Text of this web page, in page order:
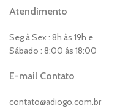
Atendimento
Seg à Sex : 8h às 19h e
Sábado : 8:00 ás 18:00
E-mail Contato
contato@adiogo.com.br